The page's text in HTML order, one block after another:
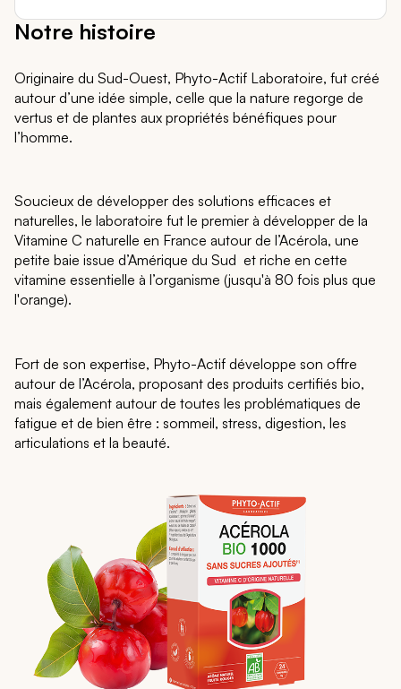
Notre histoire
Originaire du Sud-Ouest, Phyto-Actif Laboratoire, fut créé
autour d’une idée simple, celle que la nature regorge de
vertus et de plantes aux propriétés bénéfiques pour
l’homme.
Soucieux de développer des solutions efficaces et
naturelles, le laboratoire fut le premier à développer de la
Vitamine C naturelle en France autour de l’Acérola, une
petite baie issue d’Amérique du Sud et riche en cette
vitamine essentielle à l’organisme (jusqu'à 80 fois plus que
l'orange).
Fort de son expertise, Phyto-Actif développe son offre
autour de l’Acérola, proposant des produits certifiés bio,
mais également autour de toutes les problématiques de
fatigue et de bien être : sommeil, stress, digestion, les
articulations et la beauté.